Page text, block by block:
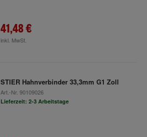
41,48 €
inkl. MwSt.
STIER Hahnverbinder 33,3mm G1 Zoll
Art.-Nr. 90109026
Lieferzeit: 2-3 Arbeitstage